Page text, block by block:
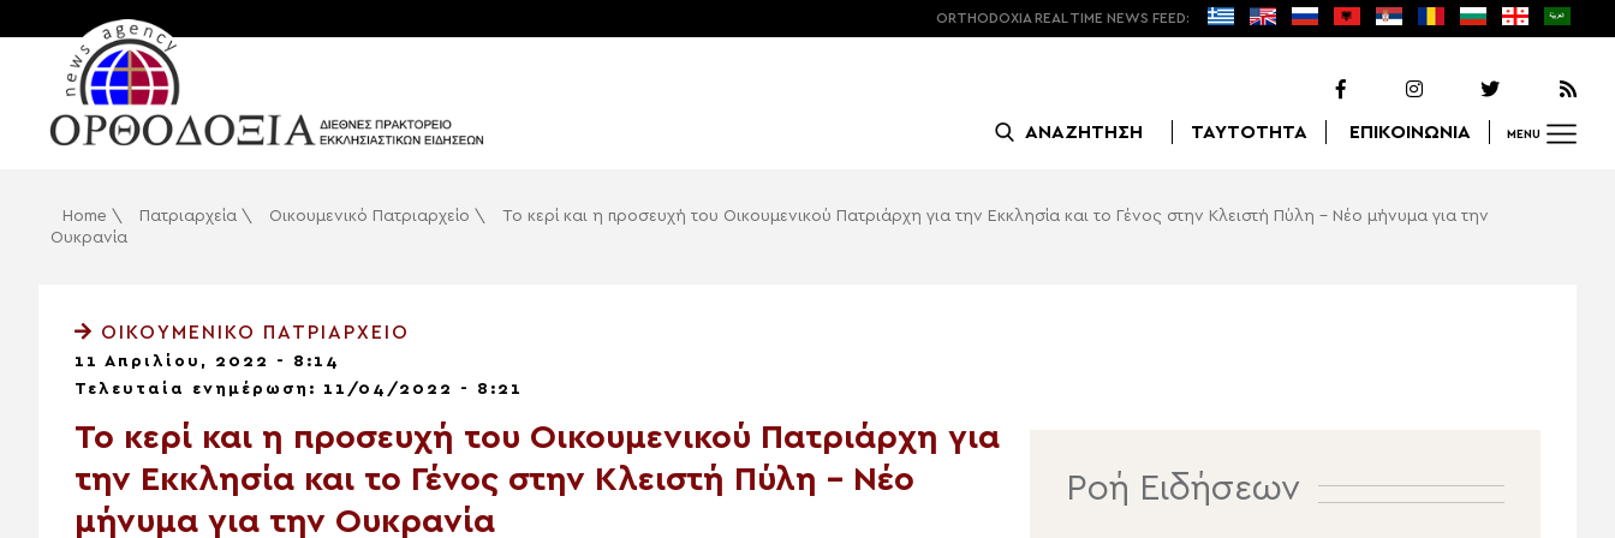
ORTHODOXIA REAL TIME NEWS FEED:
ΑΝΑΖΗΤΗΣΗ ΤΑΥΤΟΤΗΤΑ ΕΠΙΚΟΙΝΩΝΙΑ MENU
Αναζήτηση
Home \ Πατριαρχεία \ Οικουμενικό Πατριαρχείο \
Το κερί και η προσευχή του Οικουμενικού Πατριάρχη για την Εκκλησία και το Γένος στην Κλειστή Πύλη – Νέο μήνυμα για την
Ουκρανία
ΟΙΚΟΥΜΕΝΙΚΌ ΠΑΤΡΙΑΡΧΕΊΟ
11 Απριλίου, 2022 - 8:14
Τελευταία ενημέρωση: 11/04/2022 - 8:21
Το κερί και η προσευχή του Οικουμενικού Πατριάρχη για
την Εκκλησία και το Γένος στην Κλειστή Πύλη – Νέο
μήνυμα για την Ουκρανία
Ροή Ειδήσεων